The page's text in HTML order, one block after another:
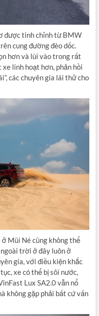
được tinh chỉnh từ BMW
cung đường đèo dốc.
hơn và lùi vào trong rất
linh hoạt hơn, phản hồi
các chuyên gia lái thử cho
Mũi Né cũng không thể
trời ở đây luôn ở
gia, với điều kiện khắc
xe có thể bị sôi nước,
Lux SA2.0 vẫn nổ
không gặp phải bất cứ vấn